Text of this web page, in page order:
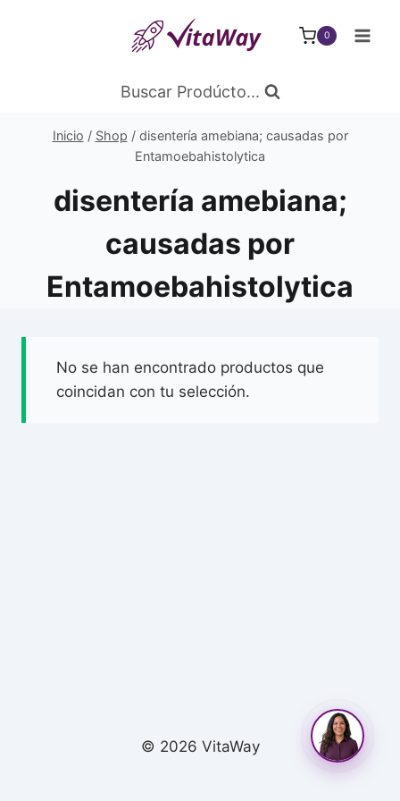
0
Buscar Prodúcto...
Inicio / Shop / disentería amebiana; causadas por
Entamoebahistolytica
disentería amebiana;
causadas por
Entamoebahistolytica
No se han encontrado productos que
coincidan con tu selección.
© 2026 VitaWay